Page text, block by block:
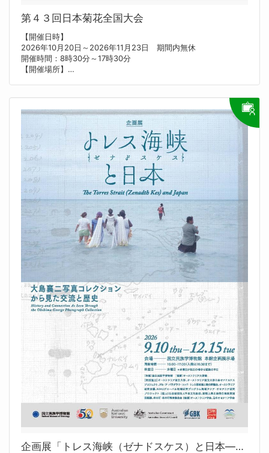
車いす
第４３回日本菊花全国大会
【開催日時】
2026年10月20日～2026年11月23日 期間内無休
開催時間：8時30分～17時30分
【開催場所】
日本全国の菊作り名人が技を競う菊花大会が、国華園二色の浜店
で開催されます。歴史ある大会で、菊作り名人日本一の座を争
う、唯一の全国大会となります。菊の種類、数量ともに日本最大
を誇る大会で、約1万坪の展示会場に5万本の菊が並ぶ様は壮観で
す。
【料金】
入場料無料
【主催者】
日本菊花会
【お問い合わせ先】
日本菊花会 事務局
0725-92-2737
nihonkikkakai-jimu@kokkaen.co.jp
【Webサイト】
https://www.kokkaen.co.jp/kikkaten/index.html
【備考】
企画展「トレス海峡（ゼナドスケス）と日本――大島